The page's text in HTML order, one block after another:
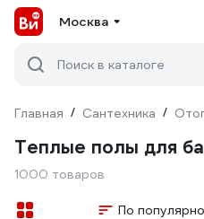
Москва
Поиск в каталоге
Главная / Сантехника /
Теплые полы для
1000 товаров
По